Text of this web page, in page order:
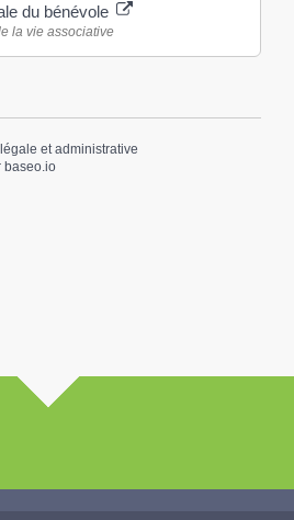
du bénévole
la vie associative
et administrative
baseo.io